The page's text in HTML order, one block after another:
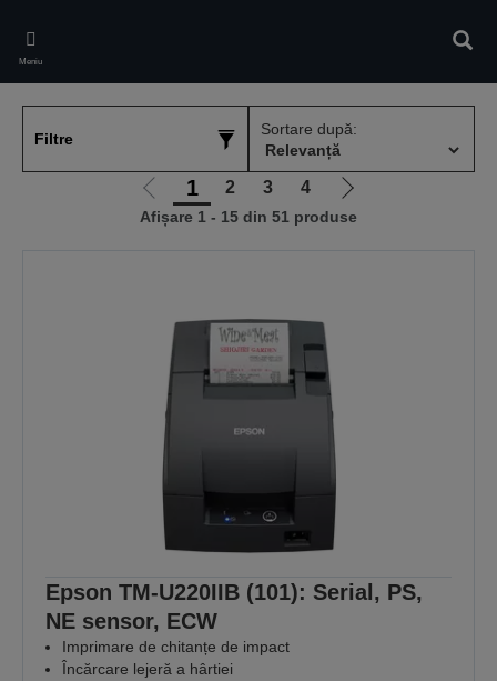
main
content
Meniu
Filtre
Sortare după:
Mergi
la
1 2 3 4
Mergi
la
Afișare 1 - 15 din 51 produse
Epson TM-U220IIB (101): Serial, PS,
NE sensor, ECW
Imprimare de chitanțe de impact
Încărcare lejeră a hârtiei